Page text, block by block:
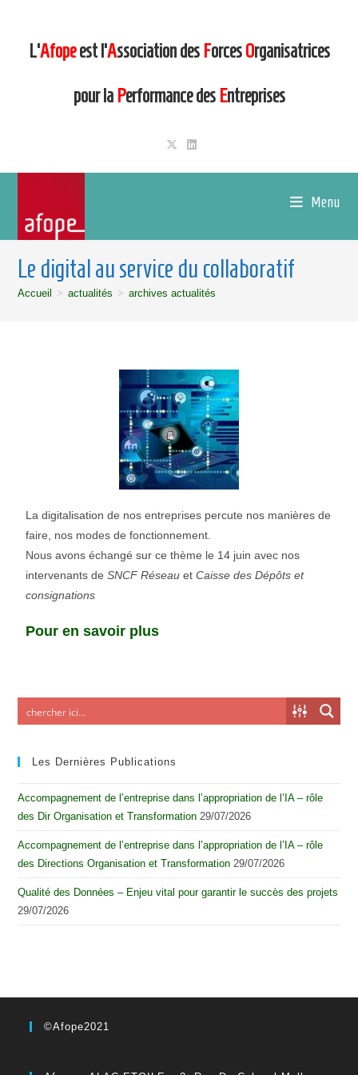
L’Afopeest l’Association des ForcesOrganisatrices
pour la Performance des Entreprises
Menu
Le digital au service du collaboratif
Accueil > actualités > archives actualités
La digitalisation de nos entreprises percute nos manières de
faire, nos modes de fonctionnement.
Nous avons échangé sur ce thème le 14 juin avec nos
intervenants deSNCF Réseau etCaisse des Dépôts et
consignations
Pour en savoir plus
Les Dernières Publications
Accompagnement de l’entreprise dans l’appropriation de l’IA – rôle
des Dir Organisation et Transformation 29/07/2026
Accompagnement de l’entreprise dans l’appropriation de l’IA – rôle
des Directions Organisation et Transformation 29/07/2026
Qualité des Données – Enjeu vital pour garantir le succès des projets
29/07/2026
©Afope2021